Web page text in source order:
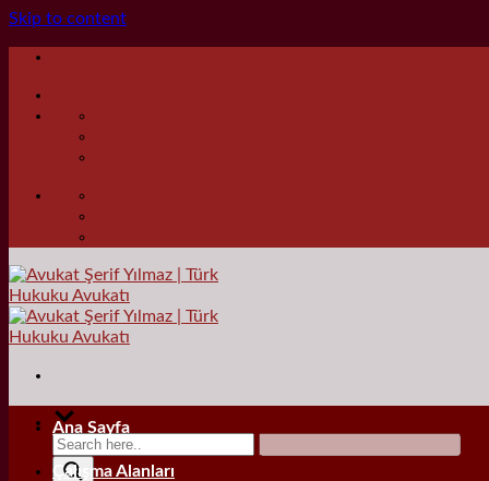
Skip to content
Ana Sayfa
Çalışma Alanları